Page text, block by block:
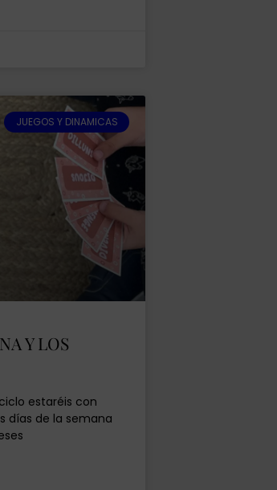
JUEGOS Y DINAMICAS
Y LOS
estaréis con
días de la semana